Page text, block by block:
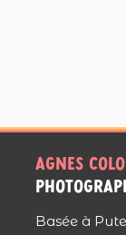
Agnes
Basée à